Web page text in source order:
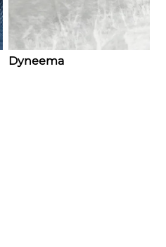
Dyneema